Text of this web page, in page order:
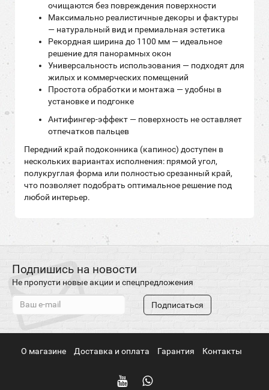
очищаются без повреждения поверхности
Максимально реалистичные декоры и фактуры
— натуральный вид и премиальная эстетика
Рекордная ширина до 1100 мм — идеальное
решение для панорамных окон
Универсальность использования — подходят для
жилых и коммерческих помещений
Простота обработки и монтажа — удобны в
установке и подгонке
Антифингер-эффект — поверхность не оставляет
отпечатков пальцев
Передний край подоконника (капинос) доступен в
нескольких вариантах исполнения: прямой угол,
полукруглая форма или полностью срезанный край,
что позволяет подобрать оптимальное решение под
любой интерьер.
Подпишись на новости
Не пропусти новые акции и спецпредложения
Подписаться
О магазине Доставка и оплата Гарантия Контакты